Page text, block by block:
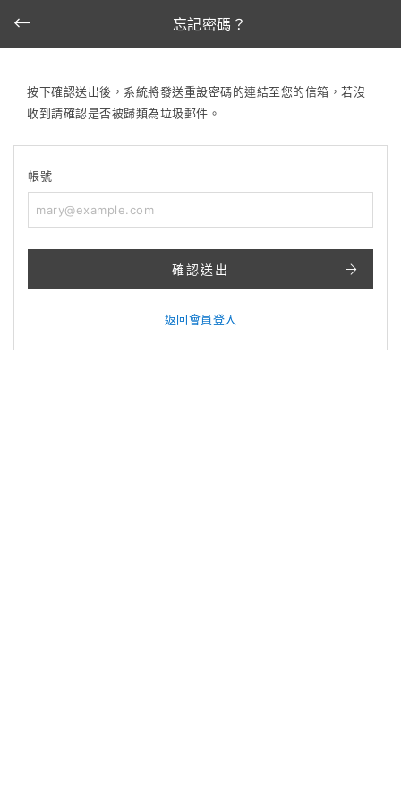
忘記密碼？
按下確認送出後，系統將發送重設密碼的連結至您的信箱，若沒
收到請確認是否被歸類為垃圾郵件。
帳號
確認送出
返回會員登入